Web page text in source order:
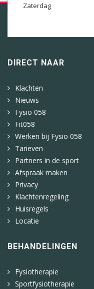
Zaterdag
DIRECT NAAR
Klachten
Nieuws
Fysio 058
Fit058
Werken bij Fysio 058
Tarieven
Partners in de sport
Afspraak maken
Privacy
Klachtenregeling
Huisregels
Locatie
BEHANDELINGEN
Fysiotherapie
Sportfysiotherapie